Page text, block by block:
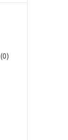
(0)